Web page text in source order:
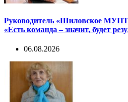
Руководитель «Шиловское
«Есть команда – значит, будет
06.08.2026